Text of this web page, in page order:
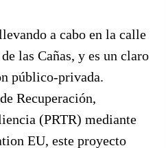
a cabo en la calle
las Cañas, y es un claro
público-privada.
Recuperación,
(PRTR) mediante
EU, este proyecto